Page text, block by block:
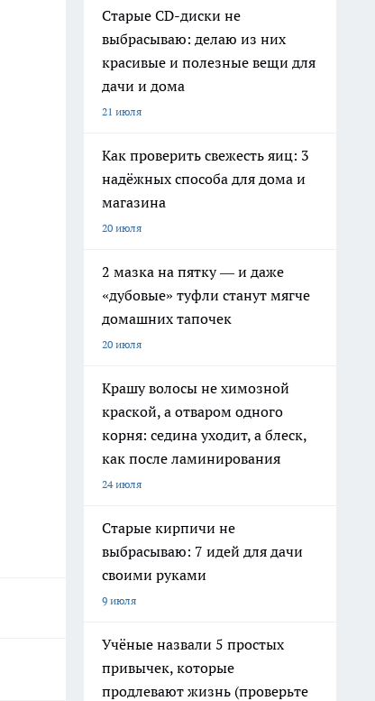
Старые CD-диски не
выбрасываю: делаю из них
красивые и полезные вещи для
дачи и дома
21 июля
Как проверить свежесть яиц: 3
надёжных способа для дома и
магазина
20 июля
2 мазка на пятку — и даже
«дубовые» туфли станут мягче
домашних тапочек
20 июля
Крашу волосы не химозной
краской, а отваром одного
корня: седина уходит, а блеск,
как после ламинирования
24 июля
Старые кирпичи не
выбрасываю: 7 идей для дачи
своими руками
9 июля
Учёные назвали 5 простых
привычек, которые
продлевают жизнь (проверьте